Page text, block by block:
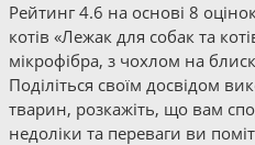
Рейтинг 4.6 на основі 8
котів «Лежак для собак та
мікрофібра, з чохлом на
Поділіться своїм досвідом
тварин, розкажіть, що вам
недоліки та переваги ви